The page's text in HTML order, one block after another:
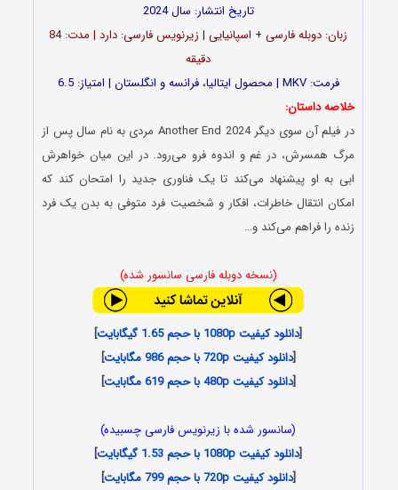
تاریخ انتشار: سال 2024
زبان: دوبله فارسی + اسپانیایی | زیرنویس فارسی: دارد | مدت: 84
دقیقه
فرمت: MKV | محصول ایتالیا، فرانسه و انگلستان | امتیاز: 6.5
خلاصه داستان:
در فیلم آن سوی دیگر Another End 2024 مردی به نام سال پس از
مرگ همسرش، در غم و اندوه فرو می‌رود. در این میان خواهرش
ابی به او پیشنهاد می‌کند تا یک فناوری جدید را امتحان کند که
امکان انتقال خاطرات، افکار و شخصیت فرد متوفی به بدن یک فرد
زنده را فراهم می‌کند و…
(نسخه دوبله فارسی سانسور شده)
[دانلود کیفیت 1080p با حجم 1.65 گیگابایت
]
[دانلود کیفیت 720p با حجم 986 مگابایت
]
[دانلود کیفیت 480p با حجم 619 مگابایت ]
(سانسور شده با زیرنویس فارسی چسبیده)
[دانلود کیفیت 1080p با حجم 1.53 گیگابایت
]
[دانلود کیفیت 720p با حجم 799 مگابایت
]